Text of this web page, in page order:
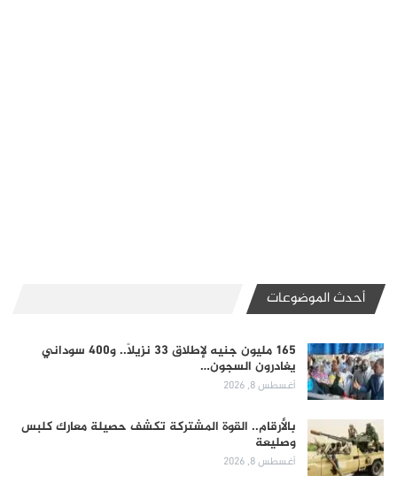
أحدث الموضوعات
165 مليون جنيه لإطلاق 33 نزيلاً.. و400 سوداني
يغادرون السجون…
أغسطس 8, 2026
بالأرقام.. القوة المشتركة تكشف حصيلة معارك كلبس
وصليعة
أغسطس 8, 2026